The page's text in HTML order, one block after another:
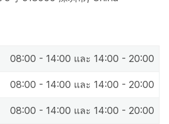
08:00 - 14:00 และ 14:00 - 20:00
08:00 - 14:00 และ 14:00 - 20:00
08:00 - 14:00 และ 14:00 - 20:00